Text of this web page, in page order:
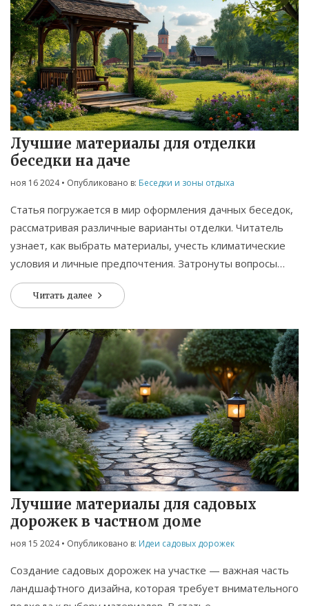
Лучшие материалы для отделки
беседки на даче
ноя 16 2024• Опубликовано в: Беседки и зоны отдыха
Статья погружается в мир оформления дачных беседок,
рассматривая различные варианты отделки. Читатель
узнает, как выбрать материалы, учесть климатические
условия и личные предпочтения. Затронуты вопросы
долговечности и эстетики, предоставлены полезные
советы и идеи для вдохновения. Проанализированы
создать уютное и стильное пространство на свежем
воздухе.
Читать далее
Лучшие материалы для садовых
дорожек в частном доме
ноя 15 2024• Опубликовано в: Идеи садовых дорожек
Создание садовых дорожек на участке — важная часть
ландшафтного дизайна, которая требует внимательного